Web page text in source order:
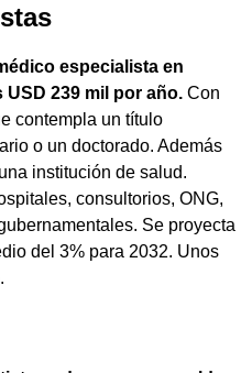
especialista en
239 mil por año. Con
contempla un título
o un doctorado. Además
institución de salud.
consultorios, ONG,
Se proyecta
del 3% para 2032. Unos